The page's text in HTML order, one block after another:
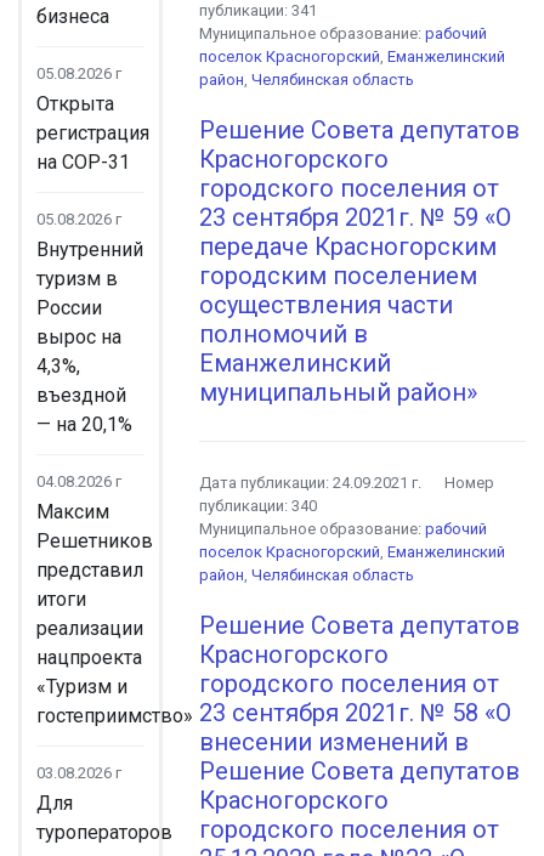
бизнеса
05.08.2026 г
Открыта
регистрация
на COP-31
05.08.2026 г
Внутренний
туризм в
России
вырос на
4,3%,
въездной
— на 20,1%
04.08.2026 г
Максим
Решетников
представил
итоги
реализации
нацпроекта
«Туризм и
гостеприимство»
03.08.2026 г
Для
туроператоров
публикации:341
Муниципальное образование:рабочий
поселок Красногорский,Еманжелинский
район,Челябинская область
Решение Совета депутатов
Красногорского
городского поселения от
23 сентября 2021г. № 59 «О
передаче Красногорским
городским поселением
осуществления части
полномочий в
Еманжелинский
муниципальный район»
Дата публикации:24.09.2021 г.
Номер
публикации:340
Муниципальное образование:рабочий
поселок Красногорский,Еманжелинский
район,Челябинская область
Решение Совета депутатов
Красногорского
городского поселения от
23 сентября 2021г. № 58 «О
внесении изменений в
Решение Совета депутатов
Красногорского
городского поселения от